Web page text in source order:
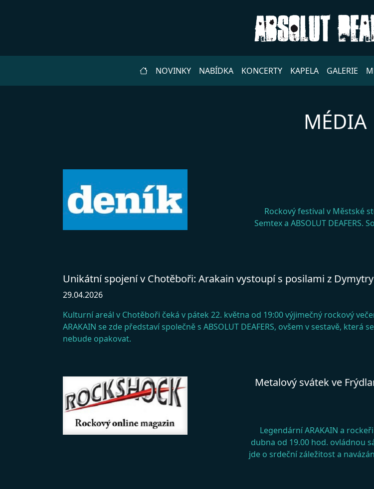
NOVINKY NABÍDKA KONCERTY KAPELA GALERIE
MÉDIA
Rockový festival v Městské
Semtex a ABSOLUT
Unikátní spojení v Chotěboři: Arakain vystoupí s posilami z Dymytry
29.04.2026
Kulturní areál v Chotěboři čeká v pátek 22. května od 19:00 výjimečný rockový
ARAKAIN se zde představí společně s ABSOLUT DEAFERS, ovšem v sestavě, která
nebude opakovat.
Metalový svátek ve
Legendární ARAKAIN a
dubna od 19.00 hod. ovládnou
jde o srdeční záležitost a